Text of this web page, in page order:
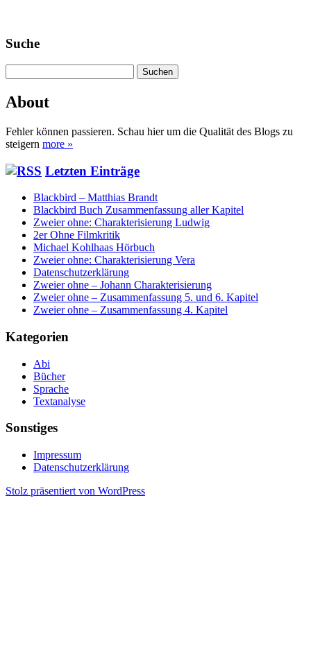
Suche
nach:
About
Fehler können passieren. Schau hier um die Qualität des Blogs zu
steigern more »
Letzten Einträge
Blackbird – Matthias Brandt
Blackbird Buch Zusammenfassung aller Kapitel
Zweier ohne: Charakterisierung Ludwig
2er Ohne Filmkritik
Michael Kohlhaas Hörbuch
Zweier ohne: Charakterisierung Vera
Datenschutzerklärung
Zweier ohne – Johann Charakterisierung
Zweier ohne – Zusammenfassung 5. und 6. Kapitel
Zweier ohne – Zusammenfassung 4. Kapitel
Kategorien
Abi
Bücher
Sprache
Textanalyse
Sonstiges
Impressum
Datenschutzerklärung
Stolz präsentiert von WordPress